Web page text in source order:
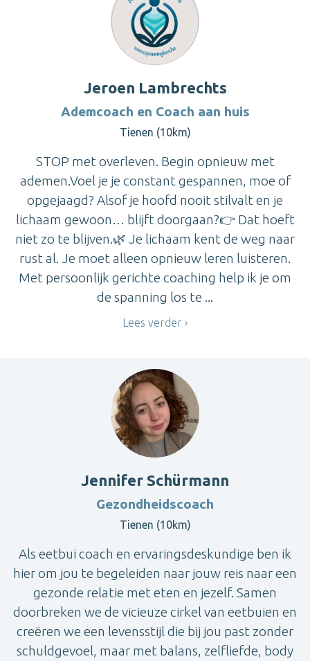
Jeroen Lambrechts
Ademcoach en Coach aan huis
Tienen (10km)
STOP met overleven. Begin opnieuw met
ademen.Voel je je constant gespannen, moe of
opgejaagd? Alsof je hoofd nooit stilvalt en je
lichaam gewoon… blijft doorgaan?👉 Dat hoeft
niet zo te blijven.🌿 Je lichaam kent de weg naar
rust al. Je moet alleen opnieuw leren luisteren.
Met persoonlijk gerichte coaching help ik je om
de spanning los te ...
Lees verder
Jennifer Schürmann
Gezondheidscoach
Tienen (10km)
Als eetbui coach en ervaringsdeskundige ben ik
hier om jou te begeleiden naar jouw reis naar een
gezonde relatie met eten en jezelf. Samen
doorbreken we de vicieuze cirkel van eetbuien en
creëren we een levensstijl die bij jou past zonder
schuldgevoel, maar met balans, zelfliefde, body